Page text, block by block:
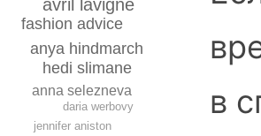
avril lavigne
fashion advice
anya hindmarch
hedi slimane
anna selezneva
daria werbovy
jennifer aniston
в